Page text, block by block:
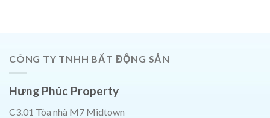
CÔNG TY TNHH BẤT ĐỘNG SẢN
Hưng Phúc Property
C3.01 Tòa nhà M7 Midtown